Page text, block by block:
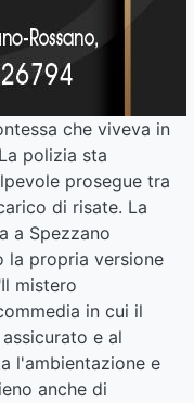
che viveva in
polizia sta
prosegue tra
di risate. La
a Spezzano
la propria versione
mistero
in cui il
e al
l'ambientazione e
anche di